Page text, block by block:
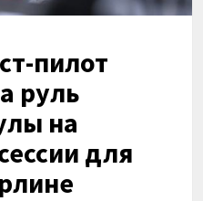
пилот
руль
на
для